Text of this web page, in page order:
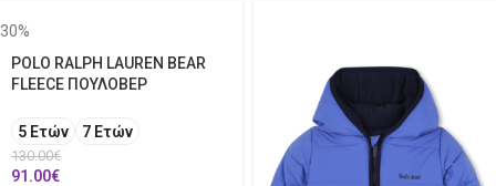
30%
POLO RALPH LAUREN BEAR
FLEECE ΠΟΥΛΟΒΕΡ
5 Ετών 7 Ετών
130.00€
91.00€